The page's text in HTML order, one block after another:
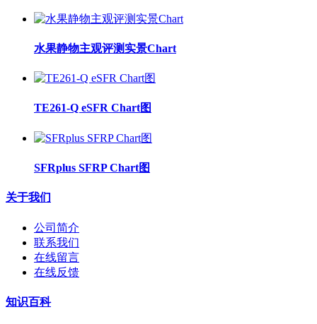
水果静物主观评测实景Chart
TE261-Q eSFR Chart图
SFRplus SFRP Chart图
关于我们
公司简介
联系我们
在线留言
在线反馈
知识百科